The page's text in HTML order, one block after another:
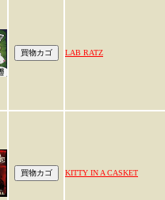
LAB RATZ
KITTY IN A CASKET